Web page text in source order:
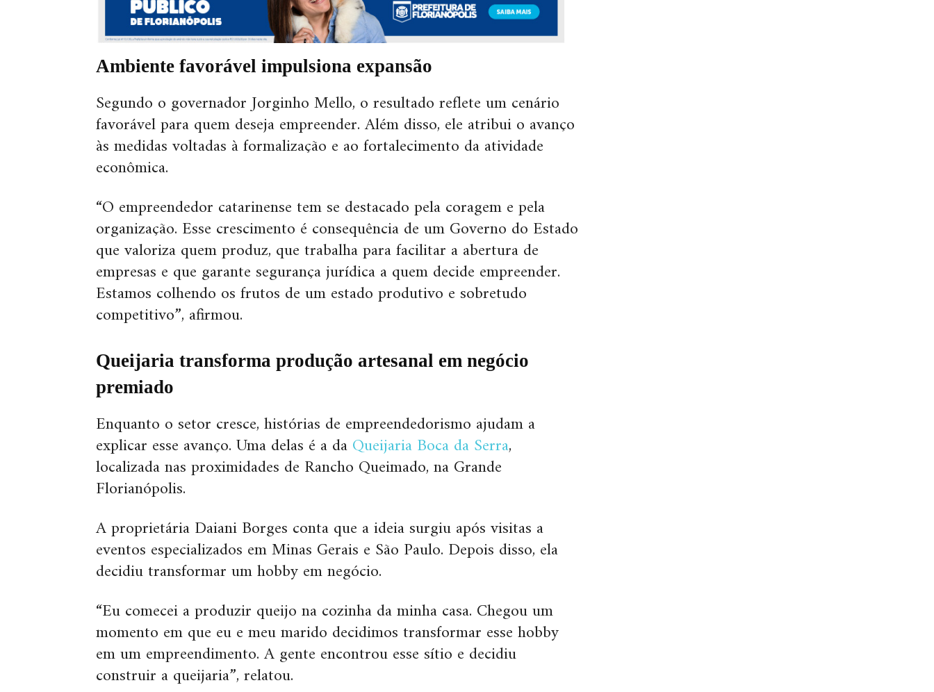
Ambiente favorável impulsiona expansão
Segundo o governador Jorginho Mello, o resultado reflete um cenário
favorável para quem deseja empreender. Além disso, ele atribui o avanço
às medidas voltadas à formalização e ao fortalecimento da atividade
econômica.
“O empreendedor catarinense tem se destacado pela coragem e pela
organização. Esse crescimento é consequência de um Governo do Estado
que valoriza quem produz, que trabalha para facilitar a abertura de
empresas e que garante segurança jurídica a quem decide empreender.
Estamos colhendo os frutos de um estado produtivo e sobretudo
competitivo”, afirmou.
Queijaria transforma produção artesanal em negócio
premiado
Enquanto o setor cresce, histórias de empreendedorismo ajudam a
explicar esse avanço. Uma delas é a daQueijaria Boca da Serra,
localizada nas proximidades de Rancho Queimado, na Grande
Florianópolis.
A proprietária Daiani Borges conta que a ideia surgiu após visitas a
eventos especializados em Minas Gerais e São Paulo. Depois disso, ela
decidiu transformar um hobby em negócio.
“Eu comecei a produzir queijo na cozinha da minha casa. Chegou um
momento em que eu e meu marido decidimos transformar esse hobby
em um empreendimento. A gente encontrou esse sítio e decidiu
construir a queijaria”, relatou.